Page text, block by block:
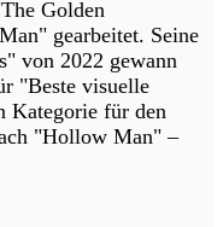
Golden
gearbeitet. Seine
von 2022 gewann
"Beste visuelle
Kategorie für den
"Hollow Man" –